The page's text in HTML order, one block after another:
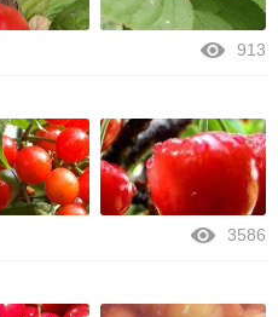
913
3586